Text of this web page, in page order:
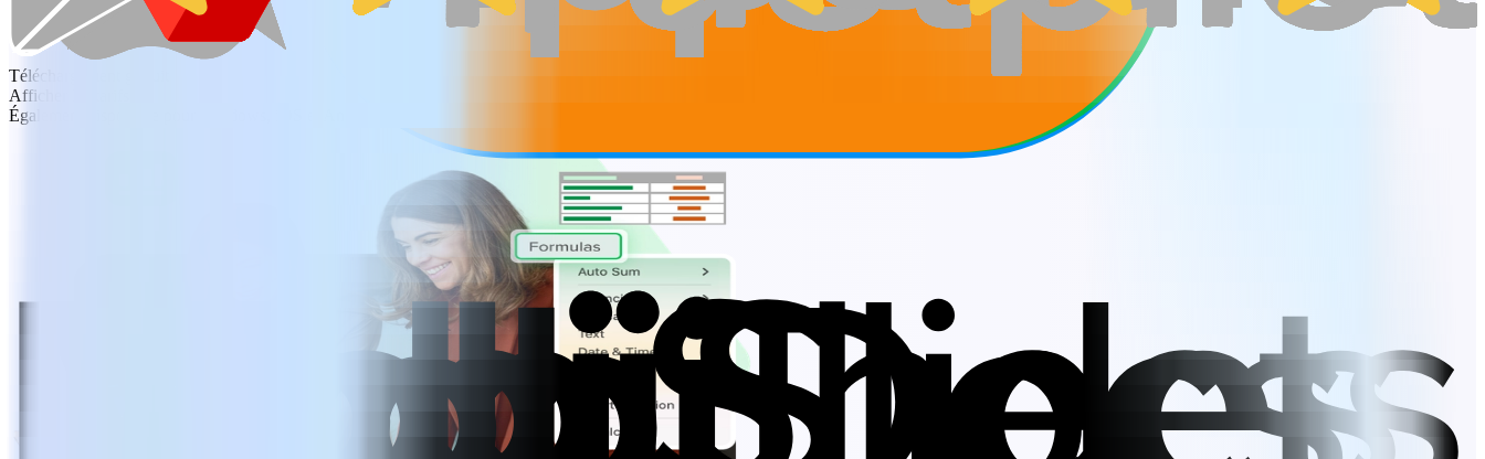
Téléchargement gratuit
Afficher les tarifs
Également disponible pour Windows, iOS et Android